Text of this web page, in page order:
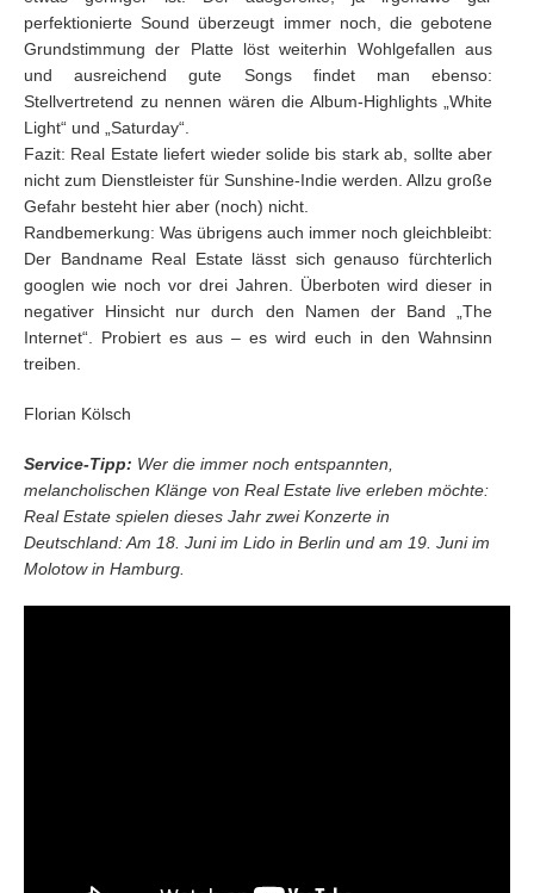
perfektionierte Sound überzeugt immer noch, die gebotene
Grundstimmung der Platte löst weiterhin Wohlgefallen aus
und ausreichend gute Songs findet man ebenso:
Stellvertretend zu nennen wären die Album-Highlights „White
Light“ und „Saturday“.
Fazit: Real Estate liefert wieder solide bis stark ab, sollte aber
nicht zum Dienstleister für Sunshine-Indie werden. Allzu große
Gefahr besteht hier aber (noch) nicht.
Randbemerkung: Was übrigens auch immer noch gleichbleibt:
Der Bandname Real Estate lässt sich genauso fürchterlich
googlen wie noch vor drei Jahren. Überboten wird dieser in
negativer Hinsicht nur durch den Namen der Band „The
Internet“. Probiert es aus – es wird euch in den Wahnsinn
treiben.
Florian Kölsch
Service-Tipp: Wer die immer noch entspannten,
melancholischen Klänge von Real Estate live erleben möchte:
Real Estate spielen dieses Jahr zwei Konzerte in
Deutschland: Am 18. Juni im Lido in Berlin und am 19. Juni im
Molotow in Hamburg.